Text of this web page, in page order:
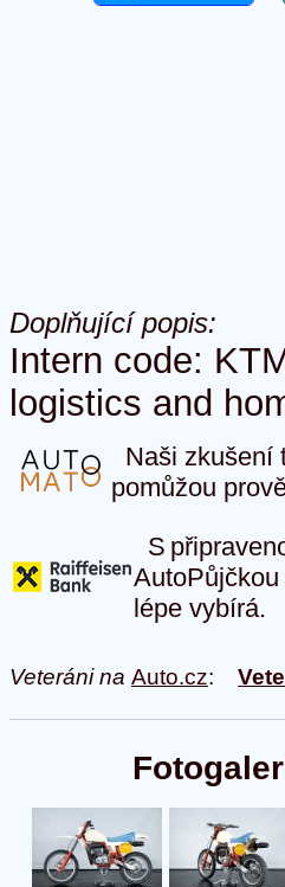
Doplňující popis:
Intern code:
logistics and
Naši zkušení
pomůžou
S
lépe vybírá.
Veteráni na Auto.cz: